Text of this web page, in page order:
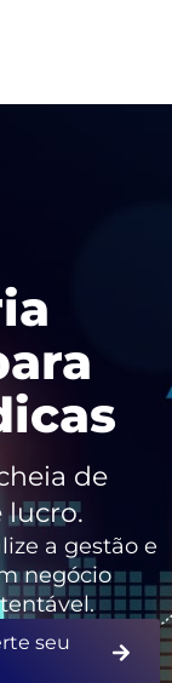
de
lucro.
a gestão e
negócio
seu